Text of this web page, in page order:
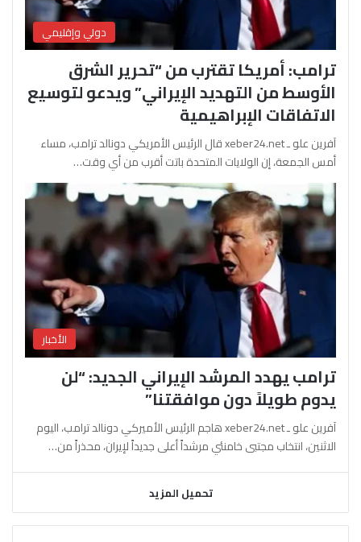
دولي وإقليمي
ترامب: أمريكا تقترب من “تحرير الشرق
الأوسط من التهديد الإيراني” ويدعو لتوسيع
الاتفاقات الإبراهيمية
آفرين علو ـ xeber24.net قال الرئيس الأمريكي دونالد ترامب، مساء
أمس الجمعة، إن الولايات المتحدة باتت أقرب من أي وقت…
الأخبار
ترامب يهدد المرشد الإيراني الجديد: “لن
يدوم طويلاً دون موافقتنا”
آفرين علو ـ xeber24.net هاجم الرئيس الأميركي دونالد ترامب، اليوم
الاثنين، انتخاب مجتبى خامنئي مرشداً أعلى جديداً لإيران، محذراً من…
تحميل المزيد